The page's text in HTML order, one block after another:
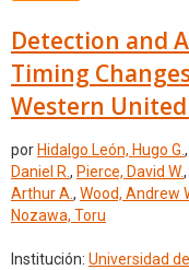
Detection and
Timing
Western
por Hidalgo León, Hugo G.,
Daniel R., Pierce, David W.,
Arthur A., Wood, Andrew
Nozawa, Toru
Institución: Universidad